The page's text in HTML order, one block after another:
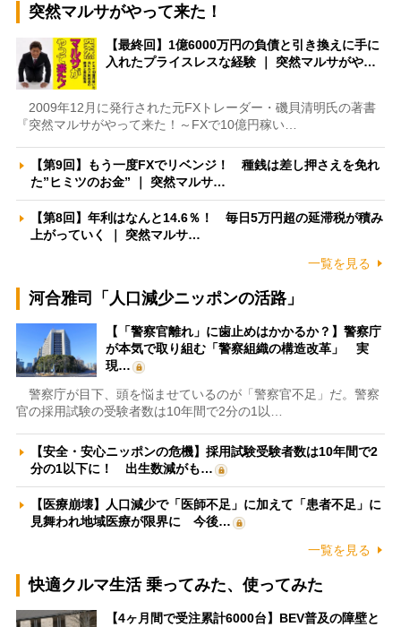
突然マルサがやって来た！
【最終回】1億6000万円の負債と引き換えに手に
入れたプライスレスな経験 ｜ 突然マルサがや…
2009年12月に発行された元FXトレーダー・磯貝清明氏の著書
『突然マルサがやって来た！～FXで10億円稼い…
【第9回】もう一度FXでリベンジ！ 種銭は差し押さえを免れ
た”ヒミツのお金” ｜ 突然マルサ…
【第8回】年利はなんと14.6％！ 毎日5万円超の延滞税が積み
上がっていく ｜ 突然マルサ…
一覧を見る
河合雅司「人口減少ニッポンの活路」
【「警察官離れ」に歯止めはかかるか？】警察庁
が本気で取り組む「警察組織の構造改革」 実
現…
警察庁が目下、頭を悩ませているのが「警察官不足」だ。警察
官の採用試験の受験者数は10年間で2分の1以…
【安全・安心ニッポンの危機】採用試験受験者数は10年間で2
分の1以下に！ 出生数減がも…
【医療崩壊】人口減少で「医師不足」に加えて「患者不足」に
見舞われ地域医療が限界に 今後…
一覧を見る
快適クルマ生活 乗ってみた、使ってみた
【4ヶ月間で受注累計6000台】BEV普及の障壁と